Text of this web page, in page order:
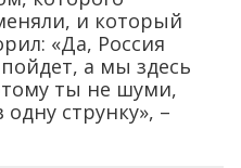
и который
«Да, Россия
а мы здесь
ты не шуми,
струнку», –